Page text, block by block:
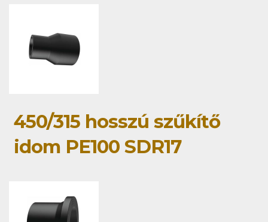
450/315 hosszú szűkítő
idom PE100 SDR17